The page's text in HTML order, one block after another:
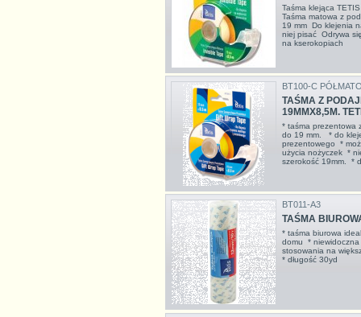
Taśma klejąca
Taśma matowa z
19 mm Do klejenia
niej pisać Odrywa
na kserokopiach
BT100-C
TAŚMA Z
19MMX8,5M.
* taśma prezentowa
do 19 mm. * do
prezentowego *
użycia nożyczek *
szerokość 19mm. *
BT011-A3
TAŚMA
* taśma biurowa
domu *
stosowania na
* długość 30yd